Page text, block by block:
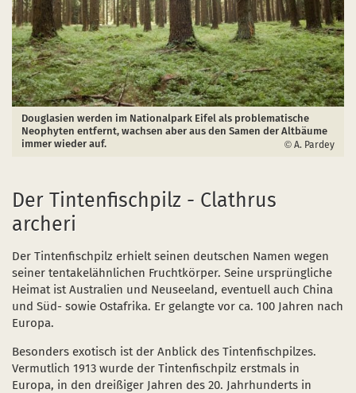
Douglasien werden im Nationalpark Eifel als problematische
Neophyten entfernt, wachsen aber aus den Samen der Altbäume
immer wieder auf.
A. Pardey
Der Tintenfischpilz - Clathrus
archeri
Der Tintenfischpilz erhielt seinen deutschen Namen wegen
seiner tentakelähnlichen Fruchtkörper. Seine ursprüngliche
Heimat ist Australien und Neuseeland, eventuell auch China
und Süd- sowie Ostafrika. Er gelangte vor ca. 100 Jahren nach
Europa.
Besonders exotisch ist der Anblick des Tintenfischpilzes.
Vermutlich 1913 wurde der Tintenfischpilz erstmals in
Europa, in den dreißiger Jahren des 20. Jahrhunderts in